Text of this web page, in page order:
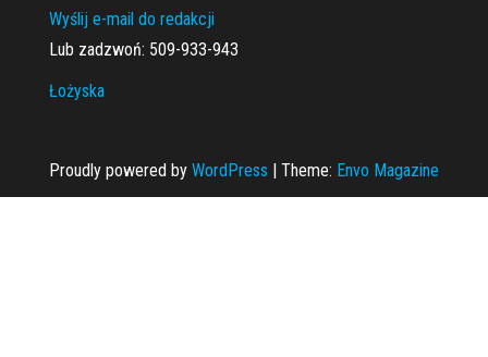
Wyślij e-mail do redakcji
Lub zadzwoń: 509-933-943
Łożyska
Proudly powered by WordPress | Theme: Envo Magazine